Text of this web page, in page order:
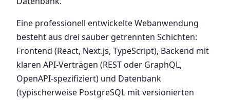
Eine professionell entwickelte Webanwendung
besteht aus drei sauber getrennten Schichten:
Frontend (React, Next.js, TypeScript), Backend mit
klaren API-Verträgen (REST oder GraphQL,
OpenAPI-spezifiziert) und Datenbank
(typischerweise PostgreSQL mit versionierten